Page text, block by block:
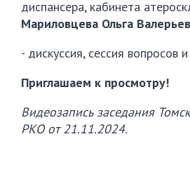
диспансера, кабинета
Мариловцева Ольга
- дискуссия, сессия вопросов
Приглашаем к просмотру!
Видеозапись заседания
РКО от 21.11.2024.